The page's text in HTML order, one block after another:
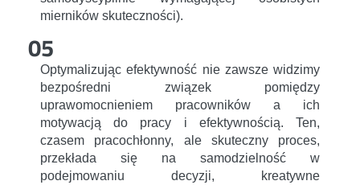
mierników skuteczności).
05
Optymalizując efektywność nie zawsze widzimy
bezpośredni związek pomiędzy
uprawomocnieniem pracowników a ich
motywacją do pracy i efektywnością. Ten,
czasem pracochłonny, ale skuteczny proces,
przekłada się na samodzielność w
podejmowaniu decyzji, kreatywne